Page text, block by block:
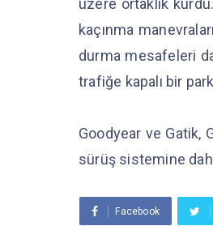
üzere ortaklık
kaçınma
durma mesafeleri
trafiğe kapalı bir
Goodyear ve Gatik,
sürüş sistemine
Facebook